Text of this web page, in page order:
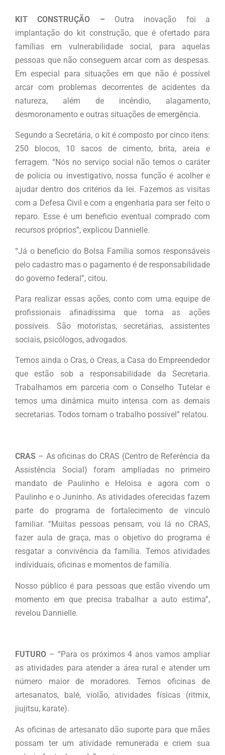
KIT CONSTRUÇÃO –Outra inovação foi a
implantação do kit construção, que é ofertado para
famílias em vulnerabilidade social, para aquelas
pessoas que não conseguem arcar com as despesas.
Em especial para situações em que não é possível
arcar com problemas decorrentes de acidentes da
natureza, além de incêndio, alagamento,
desmoronamento e outras situações de emergência.
Segundo a Secretária, o kit é composto por cinco itens:
250 blocos, 10 sacos de cimento, brita, areia e
ferragem. “Nós no serviço social não temos o caráter
de policia ou investigativo, nossa função é acolher e
ajudar dentro dos critérios da lei. Fazemos as visitas
com a Defesa Civil e com a engenharia para ser feito o
reparo. Esse é um beneficio eventual comprado com
recursos próprios”, explicou Dannielle.
“Já o beneficio do Bolsa Família somos responsáveis
pelo cadastro mas o pagamento é de responsabilidade
do governo federal”, citou.
Para realizar essas ações, conto com uma equipe de
profissionais afinadíssima que torna as ações
possíveis. São motoristas, secretárias, assistentes
sociais, psicólogos, advogados.
Temos ainda o Cras, o Creas, a Casa do Empreendedor
que estão sob a responsabilidade da Secretaria.
Trabalhamos em parceria com o Conselho Tutelar e
temos uma dinâmica muito intensa com as demais
secretarias. Todos tornam o trabalho possível” relatou.
CRAS – As oficinas do CRAS (Centro de Referência da
Assistência Social) foram ampliadas no primeiro
mandato de Paulinho e Heloisa e agora com o
Paulinho e o Juninho. As atividades oferecidas fazem
parte do programa de fortalecimento de vinculo
familiar. “Muitas pessoas pensam, vou lá no CRAS,
fazer aula de graça, mas o objetivo do programa é
resgatar a convivência da família. Temos atividades
individuais, oficinas e momentos de família.
Nosso público é para pessoas que estão vivendo um
momento em que precisa trabalhar a auto estima”,
revelou Dannielle.
FUTURO – “Para os próximos 4 anos vamos ampliar
as atividades para atender a área rural e atender um
número maior de moradores. Temos oficinas de
artesanatos, balé, violão, atividades físicas (ritmix,
jiujitsu, karate).
As oficinas de artesanato dão suporte para que mães
possam ter um atividade remunerada e criem sua